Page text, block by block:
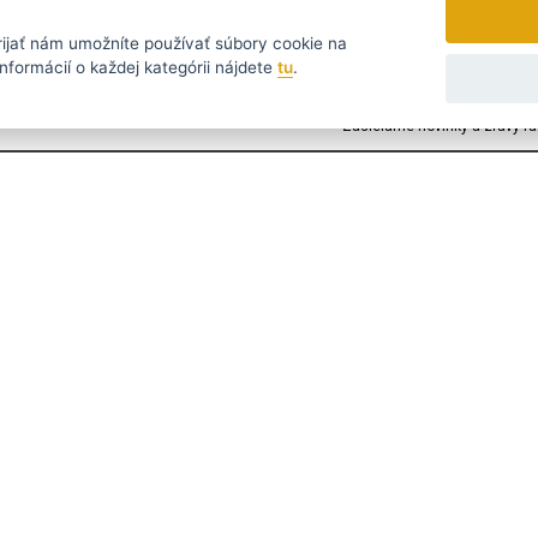
nejvýhodnějšímu...
Zasielame novinky a zľavy
nám umožníte používať súbory cookie na
o každej kategórii nájdete tu.